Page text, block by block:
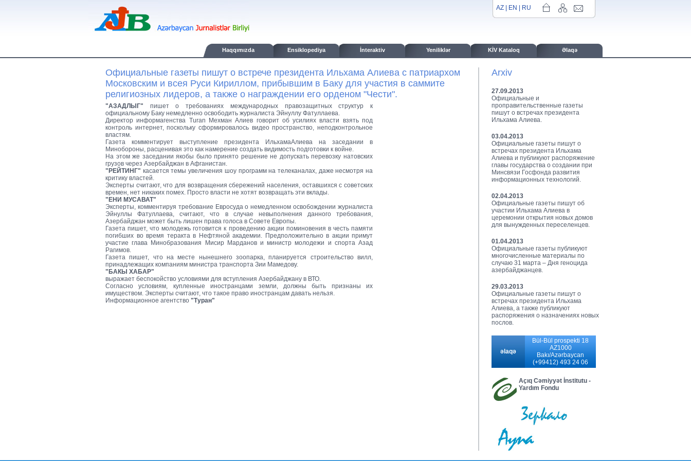
AZ EN RU
Haqqımızda Ensiklopediya İnteraktiv Yeniliklər KİV Kataloq Əlaqə
Официальные газеты пишут о встрече президента Ильхама Алиева с патриархом
Московским и всея Руси Кириллом, прибывшим в Баку для участия в саммите
религиозных лидеров, а также о награждении его орденом "Чести".
"АЗАДЛЫГ" пишет о требованиях международных правозащитных структур к
официальному Баку немедленно освободить журналиста Эйнуллу Фатуллаева.
Директор информагенства Turan Мехман Алиев говорит об усилиях власти взять под
контроль интернет, поскольку сформировалось видео пространство, неподконтрольное
властям.
Газета комментирует выступление президента ИльхамаАлиева на заседании в
Минобороны, расценивая это как намерение создать видимость подготовки к войне.
На этом же заседании якобы было принято решение не допускать перевозку натовских
грузов через Азербайджан в Афганистан.
"РЕЙТИНГ" касается темы увеличения шоу программ на телеканалах, даже несмотря на
критику властей.
Эксперты считают, что для возвращения сбережений населения, оставшихся с советских
времен, нет никаких помех. Просто власти не хотят возвращать эти вклады.
"ЕНИ МУСАВАТ"
Эксперты, комментируя требование Евросуда о немедленном освобождении журналиста
Эйнуллы Фатуллаева, считают, что в случае невыполнения данного требования,
Азербайджан может быть лишен права голоса в Совете Европы.
Газета пишет, что молодежь готовится к проведению акции поминовения в честь памяти
погибших во время теракта в Нефтяной академии. Предположительно в акции примут
участие глава Минобразования Мисир Марданов и министр молодежи и спорта Азад
Рагимов.
Газета пишет, что на месте нынешнего зоопарка, планируется строительство вилл,
принадлежащих компаниям министра транспорта Зии Мамедову.
"БАКЫ ХАБАР"
выражает беспокойство условиями для вступления Азербайджану в ВТО.
Согласно условиям, купленные иностранцами земли, должны быть признаны их
имуществом. Эксперты считают, что такое право иностранцам давать нельзя.
Информационное агентство "Туран"
Arxiv
27.09.2013
Официальные и
проправительственные газеты
пишут о встречах президента
Ильхама Алиева.
03.04.2013
Официальные газеты пишут о
встречах президента Ильхама
Алиева и публикуют распоряжение
главы государства о создании при
Минсвязи Госфонда развития
информационных технологий.
02.04.2013
Официальные газеты пишут об
участии Ильхама Алиева в
церемонии открытия новых домов
для вынужденных переселенцев.
01.04.2013
Официальные газеты публикуют
многочисленные материалы по
случаю 31 марта – Дня геноцида
азербайджанцев.
29.03.2013
Официальные газеты пишут о
встречах президента Ильхама
Алиева, а также публикуют
распоряжения о назначениях новых
послов.
əlaqə
Bül-Bül prospekti 18
AZ1000
Bakı/Azərbaycan
(+99412) 493 24 06
Açıq Cəmiyyət İnstitutu -
Yardım Fondu